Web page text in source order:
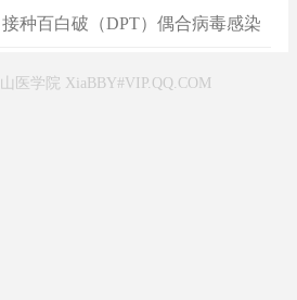
种百白破（DPT）偶合病毒感染
医学院 XiaBBY#VIP.QQ.COM